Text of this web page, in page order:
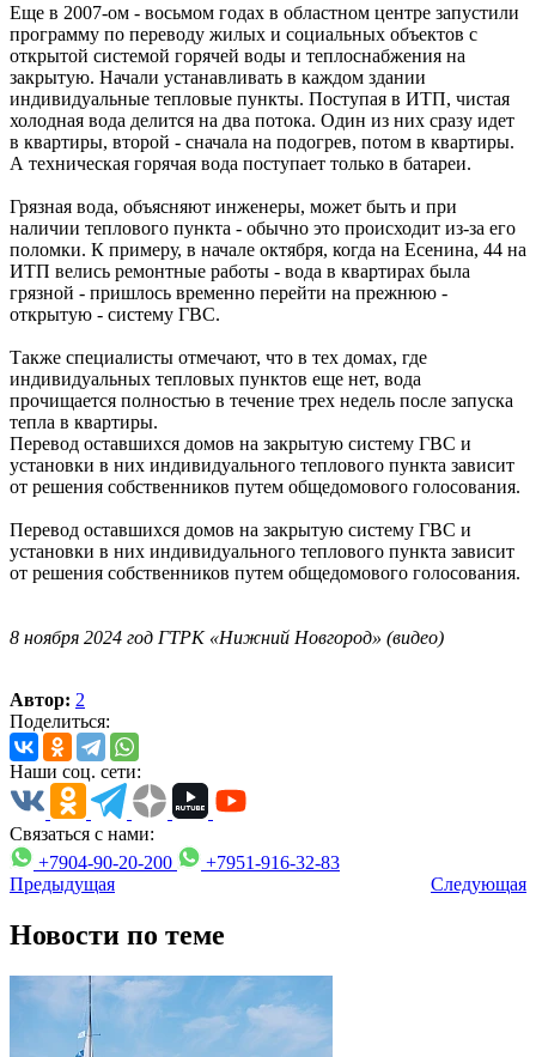
Еще в 2007-ом - восьмом годах в областном центре запустили
программу по переводу жилых и социальных объектов с
открытой системой горячей воды и теплоснабжения на
закрытую. Начали устанавливать в каждом здании
индивидуальные тепловые пункты. Поступая в ИТП, чистая
холодная вода делится на два потока. Один из них сразу идет
в квартиры, второй - сначала на подогрев, потом в квартиры.
А техническая горячая вода поступает только в батареи.
Грязная вода, объясняют инженеры, может быть и при
наличии теплового пункта - обычно это происходит из-за его
поломки. К примеру, в начале октября, когда на Есенина, 44 на
ИТП велись ремонтные работы - вода в квартирах была
грязной - пришлось временно перейти на прежнюю -
открытую - систему ГВС.
Также специалисты отмечают, что в тех домах, где
индивидуальных тепловых пунктов еще нет, вода
прочищается полностью в течение трех недель после запуска
тепла в квартиры.
Перевод оставшихся домов на закрытую систему ГВС и
установки в них индивидуального теплового пункта зависит
от решения собственников путем общедомового голосования.
Перевод оставшихся домов на закрытую систему ГВС и
установки в них индивидуального теплового пункта зависит
от решения собственников путем общедомового голосования.
8 ноября 2024 год ГТРК «Нижний Новгород» (видео)
Автор: 2
Поделиться:
Наши соц. сети:
Связаться с нами:
+7904-90-20-200
+7951-916-32-83
Предыдущая
Следующая
Новости по теме